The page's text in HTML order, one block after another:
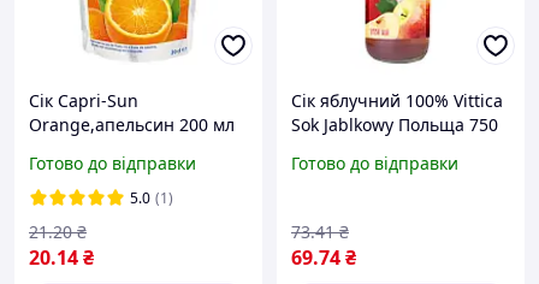
Сік Capri-Sun
Orange,апельсин 200 мл
Готово до відправки
5.0 (1)
20.14₴
21.20 ₴
Сік яблучний 100% Vittica
Sok Jablkowy Польща 750
Готово до відправки
69.74₴
73.41 ₴